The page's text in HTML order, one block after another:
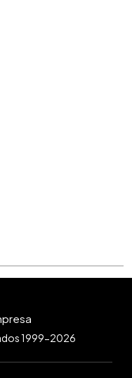
1999-2026